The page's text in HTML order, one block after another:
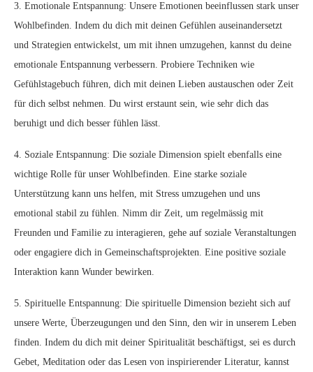
3. Emotionale Entspannung: Unsere Emotionen beeinflussen stark unser
Wohlbefinden. Indem du dich mit deinen Gefühlen auseinandersetzt
und Strategien entwickelst, um mit ihnen umzugehen, kannst du deine
emotionale Entspannung verbessern. Probiere Techniken wie
Gefühlstagebuch führen, dich mit deinen Lieben austauschen oder Zeit
für dich selbst nehmen. Du wirst erstaunt sein, wie sehr dich das
beruhigt und dich besser fühlen lässt.
4. Soziale Entspannung: Die soziale Dimension spielt ebenfalls eine
wichtige Rolle für unser Wohlbefinden. Eine starke soziale
Unterstützung kann uns helfen, mit Stress umzugehen und uns
emotional stabil zu fühlen. Nimm dir Zeit, um regelmässig mit
Freunden und Familie zu interagieren, gehe auf soziale Veranstaltungen
oder engagiere dich in Gemeinschaftsprojekten. Eine positive soziale
Interaktion kann Wunder bewirken.
5. Spirituelle Entspannung: Die spirituelle Dimension bezieht sich auf
unsere Werte, Überzeugungen und den Sinn, den wir in unserem Leben
finden. Indem du dich mit deiner Spiritualität beschäftigst, sei es durch
Gebet, Meditation oder das Lesen von inspirierender Literatur, kannst